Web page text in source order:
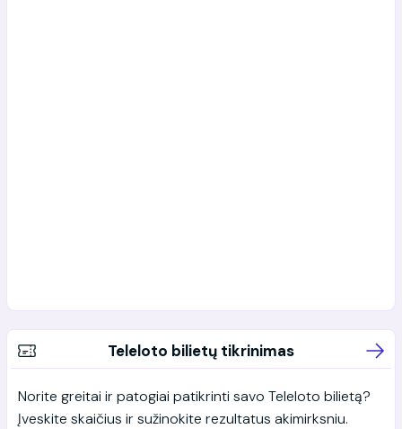
Teleloto bilietų tikrinimas
Norite greitai ir patogiai patikrinti savo Teleloto bilietą?
Įveskite skaičius ir sužinokite rezultatus akimirksniu.